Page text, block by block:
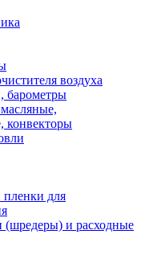
воздуха
барометры
конвекторы
для
(шредеры) и расходные